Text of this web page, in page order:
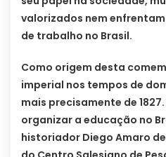
valorizados nem
de trabalho no Brasil.
Como origem desta
imperial nos tempos de
mais precisamente de
organizar a educação no
historiador Diego Amaro